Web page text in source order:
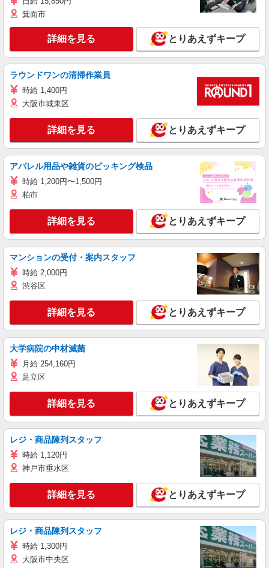
箕面市
詳細を見る とりあえずキープ
ラウンドワンの清掃作業員
時給 1,400円
大阪市城東区
詳細を見る とりあえずキープ
アパレル用品や雑貨のピッキング検品
時給 1,200円〜1,500円
柏市
詳細を見る とりあえずキープ
マンションの受付・案内スタッフ
時給 2,000円
渋谷区
詳細を見る とりあえずキープ
大学病院の中材滅菌
月給 254,160円
足立区
詳細を見る とりあえずキープ
レジ・商品陳列スタッフ
時給 1,120円
神戸市垂水区
詳細を見る とりあえずキープ
レジ・商品陳列スタッフ
時給 1,300円
大阪市中央区